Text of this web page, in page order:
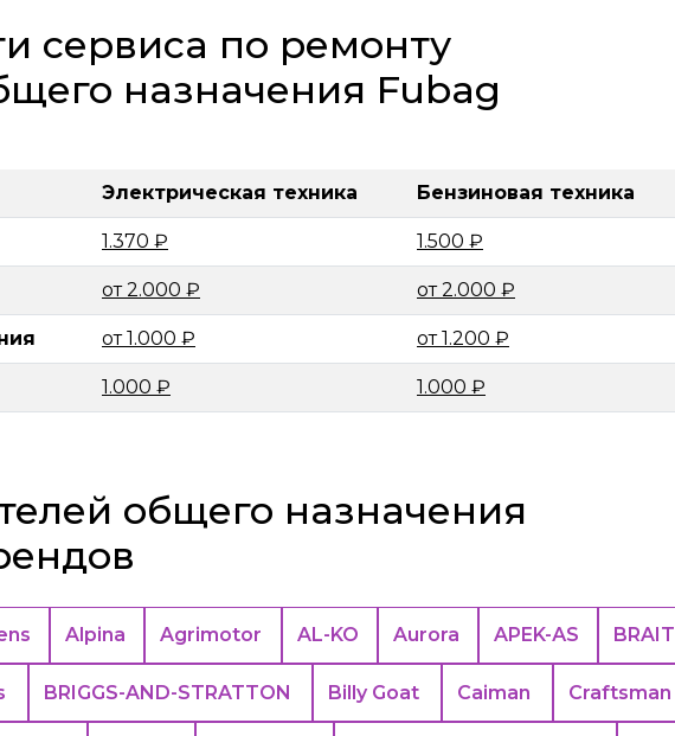
сервиса по ремонту
назначения Fubag
Электрическая техника Бензиновая техника
1.370 ₽ 1.500 ₽
от 2.000 ₽ от 2.000 ₽
от 1.000 ₽ от 1.200 ₽
1.000 ₽ 1.000 ₽
общего назначения
Alpina Agrimotor AL-KO Aurora APEK-АS BRAIT
BRIGGS-AND-STRATTON Billy Goat Caiman Craftsman